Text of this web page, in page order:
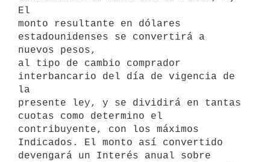
El
monto resultante en dólares
estadounidenses se convertirá a
nuevos pesos,
al tipo de cambio comprador
interbancario del día de vigencia de
la
presente ley, y se dividirá en tantas
cuotas como determino el
contribuyente, con los máximos
Indicados. El monto así convertido
devengará un Interés anual sobre